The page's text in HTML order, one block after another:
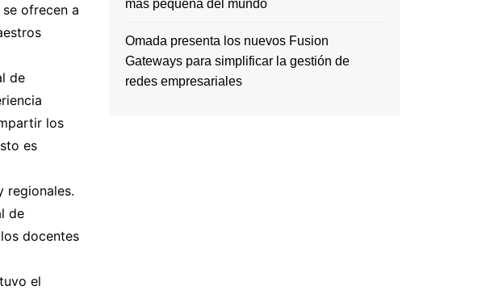
ofrecen a
de
los
es
regionales.
de
docentes
el
más pequeña del mundo
Omada presenta los nuevos Fusion
Gateways para simplificar la gestión de
redes empresariales